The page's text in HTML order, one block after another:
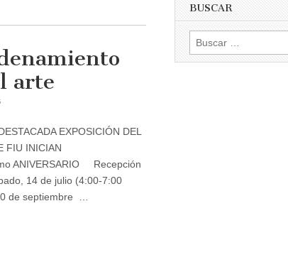
arte
en
reordenamiento
de
vida,
la
política
y
EXPOSICIÓN DEL
FIU INICIAN
ANIVERSARIO Recepción
14 de julio (4:00-7:00
de septiembre …
BUSCAR
Buscar: